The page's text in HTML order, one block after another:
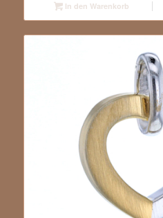
In den Warenkorb